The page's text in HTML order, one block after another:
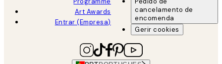
Art Awards
Entrar (Empresa)
cancelamento de
encomenda
Gerir cookies